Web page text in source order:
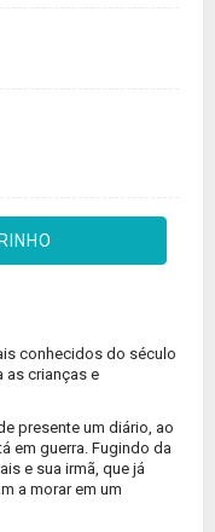
conhecidos do século
as crianças e
presente um diário, ao
em guerra. Fugindo da
e sua irmã, que já
a morar em um